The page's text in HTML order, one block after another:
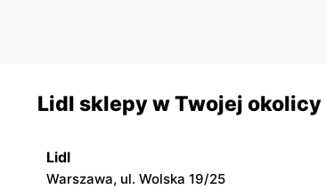
Lidl sklepy w Twojej okolicy
Lidl
Warszawa, ul. Wolska 19/25